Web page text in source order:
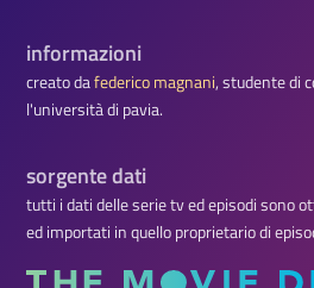
informazioni
creato dafederico magnani, studente di
l'università di pavia.
sorgente dati
tutti i dati delle serie tv ed episodi sono
ed importati in quello proprietario di